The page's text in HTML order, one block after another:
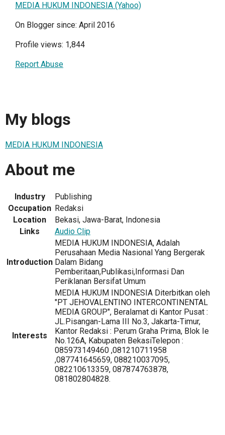
MEDIA HUKUM INDONESIA (Yahoo)
On Blogger since: April 2016
Profile views: 1,844
Report Abuse
My blogs
MEDIA HUKUM INDONESIA
About me
Industry
Publishing
Occupation Redaksi
Location
Bekasi, Jawa-Barat, Indonesia
Links
Audio Clip
Introduction
MEDIA HUKUM INDONESIA, Adalah
Perusahaan Media Nasional Yang Bergerak
Dalam Bidang
Pemberitaan,Publikasi,Informasi Dan
Periklanan Bersifat Umum
Interests
MEDIA HUKUM INDONESIA Diterbitkan oleh
"PT JEHOVALENTINO INTERCONTINENTAL
MEDIA GROUP", Beralamat di Kantor Pusat :
JL.Pisangan-Lama III No.3, Jakarta-Timur,
Kantor Redaksi : Perum Graha Prima, Blok Ie
No.126A, Kabupaten BekasiTelepon :
085973149460 ,081210711958
,087741645659, 088210037095,
082210613359, 087874763878,
081802804828.